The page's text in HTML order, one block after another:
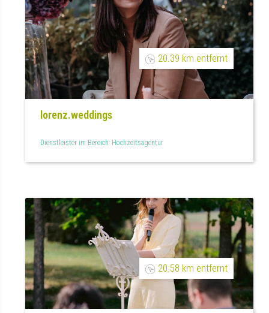
20.39 km entfernt
lorenz.weddings
Dienstleister im Bereich: Hochzeitsagentur
20.58 km entfernt